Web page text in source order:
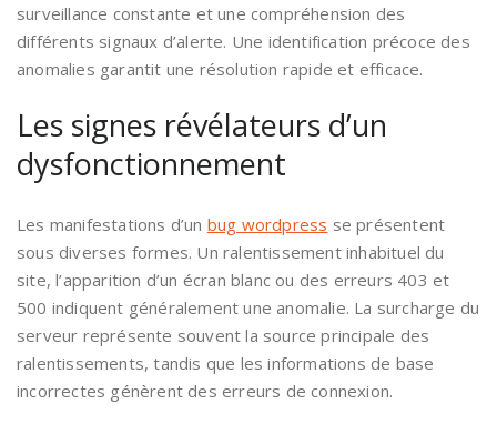
surveillance constante et une compréhension des
différents signaux d’alerte. Une identification précoce des
anomalies garantit une résolution rapide et efficace.
Les signes révélateurs d’un
dysfonctionnement
Les manifestations d’un bug wordpress se présentent
sous diverses formes. Un ralentissement inhabituel du
site, l’apparition d’un écran blanc ou des erreurs 403 et
500 indiquent généralement une anomalie. La surcharge du
serveur représente souvent la source principale des
ralentissements, tandis que les informations de base
incorrectes génèrent des erreurs de connexion.